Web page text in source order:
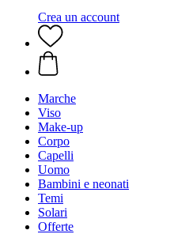
Crea un account
Marche
Viso
Make-up
Corpo
Capelli
Uomo
Bambini e neonati
Temi
Solari
Offerte